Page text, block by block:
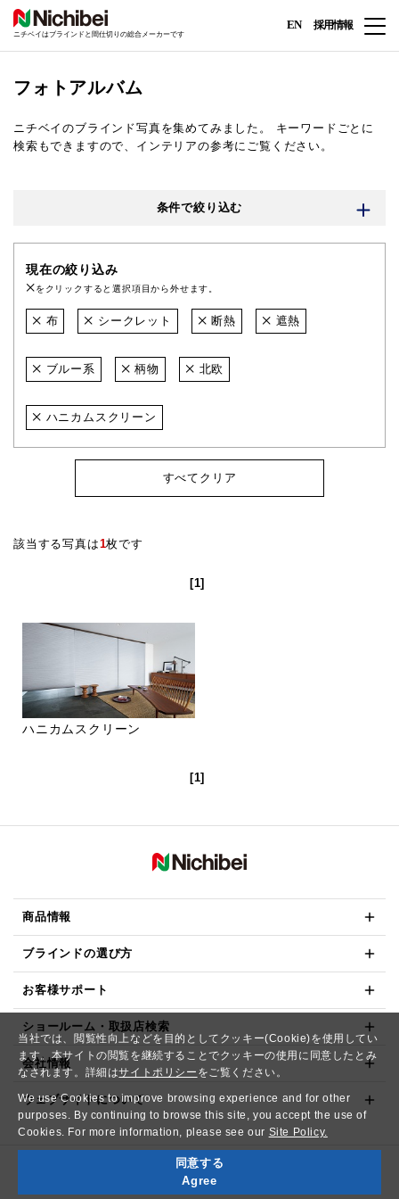
当社では、閲覧性向上などを目的としてクッキー(Cookie)を使用してい
ます。本サイトの閲覧を継続することでクッキーの使用に同意したとみ
なされます。詳細はサイトポリシー をご覧ください。
We use Cookies to improve browsing experience and for other
purposes. By continuing to browse this site, you accept the use of
Cookies. For more information, please see our Site Policy.
同意する
Agree
ニチベイはブラインドと間仕切りの総合メーカーです
EN 採用情報
フォトアルバム
ニチベイのブラインド写真を集めてみました。
キーワードごとに
検索もできますので、インテリアの参考にご覧ください。
条件で絞り込む
現在の絞り込み
をクリックすると選択項目から外せます。
布 シークレット 断熱 遮熱
ブルー系 柄物 北欧
ハニカムスクリーン
すべてクリア
該当する写真は1枚です
[1]
ハニカムスクリーン
[1]
商品情報
ブラインドの選び方
お客様サポート
ショールーム・取扱店検索
会社情報
ウェブサイトについて
Copyright© NICHIBEI CO.,LTD. All Rights Reserved.